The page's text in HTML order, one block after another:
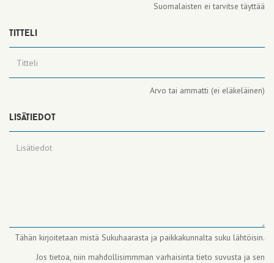
Suomalaisten ei tarvitse täyttää
titteli
Arvo tai ammatti (ei eläkeläinen)
lisätiedot
Tähän kirjoitetaan mistä Sukuhaarasta ja paikkakunnalta suku lähtöisin.
Jos tietoa, niin mahdollisimmman varhaisinta tieto suvusta ja sen